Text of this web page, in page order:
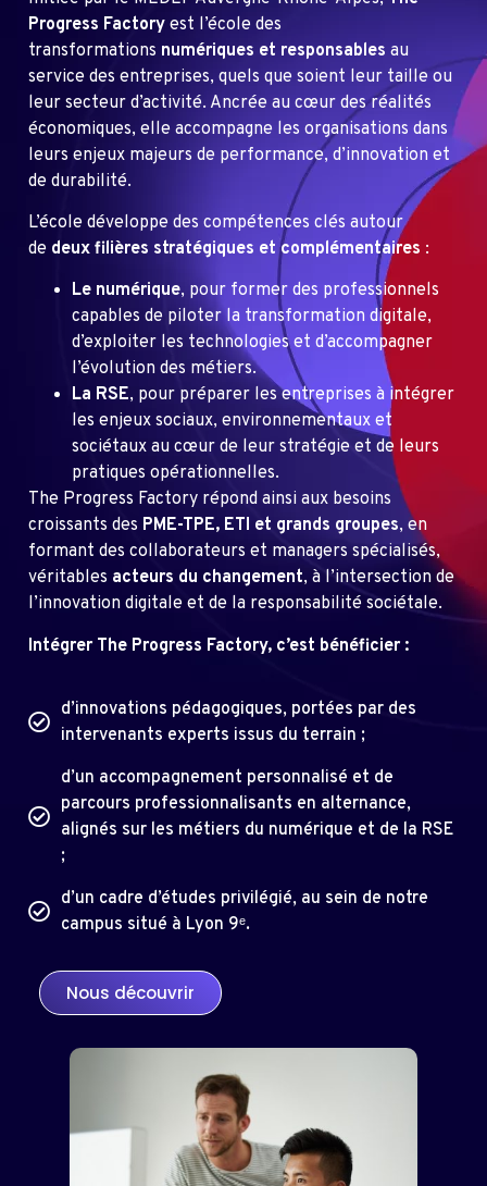
Progress Factory est l’école des
transformations numériques et responsables au
service des entreprises, quels que soient leur taille ou
leur secteur d’activité. Ancrée au cœur des réalités
économiques, elle accompagne les organisations dans
leurs enjeux majeurs de performance, d’innovation et
de durabilité.
L’école développe des compétences clés autour
de deux filières stratégiques et complémentaires :
Le numérique, pour former des professionnels
capables de piloter la transformation digitale,
d’exploiter les technologies et d’accompagner
l’évolution des métiers.
La RSE, pour préparer les entreprises à intégrer
les enjeux sociaux, environnementaux et
sociétaux au cœur de leur stratégie et de leurs
pratiques opérationnelles.
The Progress Factory répond ainsi aux besoins
croissants des PME-TPE, ETI et grands groupes, en
formant des collaborateurs et managers spécialisés,
véritables acteurs du changement, à l’intersection de
l’innovation digitale et de la responsabilité sociétale.
Intégrer The Progress Factory, c’est bénéficier :
d’innovations pédagogiques, portées par des
intervenants experts issus du terrain ;
d’un accompagnement personnalisé et de
parcours professionnalisants en alternance,
alignés sur les métiers du numérique et de la RSE
;
d’un cadre d’études privilégié, au sein de notre
campus situé à Lyon 9ᵉ.
Nous découvrir